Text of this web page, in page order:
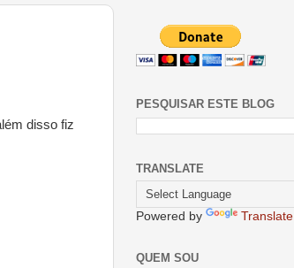
disso fiz
PESQUISAR ESTE BLOG
TRANSLATE
Powered by Translate
QUEM SOU